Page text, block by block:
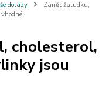
dotazy
Zánět žaludku,
cholesterol,
jsou